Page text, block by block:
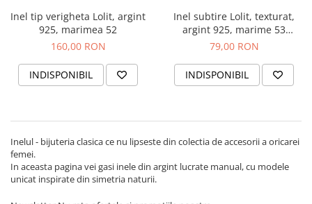
Inel tip verigheta Lolit, argint
925, marimea 52
160,00 RON
INDISPONIBIL
Inel subtire Lolit, texturat,
argint 925, marime 53
(16.87mm)
79,00 RON
INDISPONIBIL
Inelul - bijuteria clasica ce nu lipseste din colectia de accesorii a oricarei
femei.
In aceasta pagina vei gasi inele din argint lucrate manual, cu modele
unicat inspirate din simetria naturii.